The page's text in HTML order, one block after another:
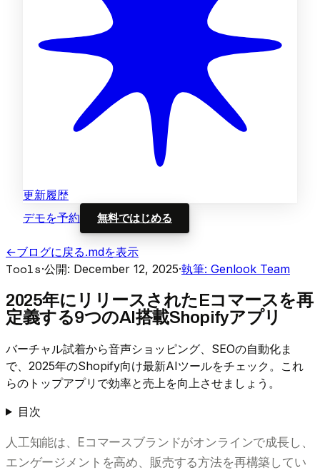
更新履歴
デモを予約
無料ではじめる
←ブログに戻る.mdを表示
Tools·公開: December 12, 2025·執筆: Genlook Team
2025年にリリースされたEコマースを再
定義する9つのAI搭載Shopifyアプリ
バーチャル試着から音声ショッピング、SEOの自動化ま
で、2025年のShopify向け最新AIツールをチェック。これ
らのトップアプリで効率と売上を向上させましょう。
目次
人工知能は、Eコマースブランドがオンラインで成長し、
エンゲージメントを高め、販売する方法を再構築してい